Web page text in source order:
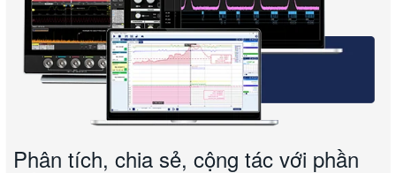
Phân tích, chia sẻ, cộng tác với phần